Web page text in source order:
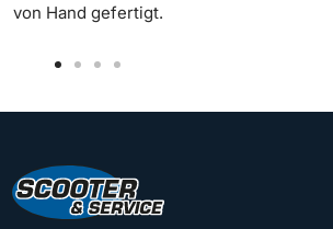
von Hand gefertigt.